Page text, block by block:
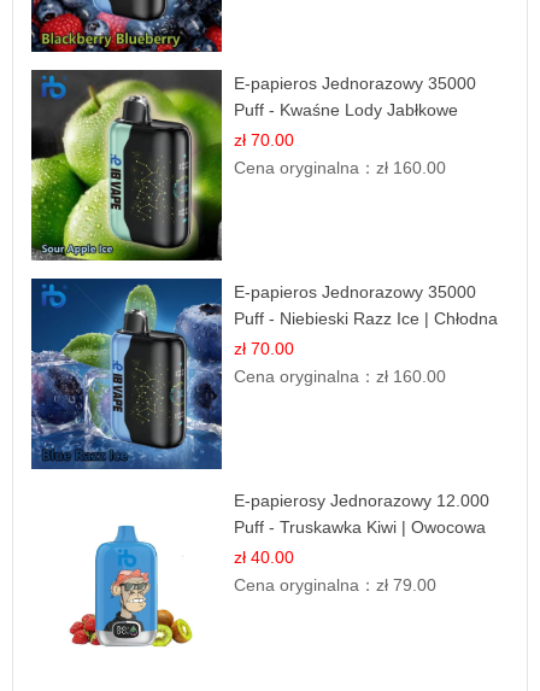
E-papieros Jednorazowy 35000
Puff - Kwaśne Lody Jabłkowe
zł 70.00
Cena oryginalna：zł 160.00
E-papieros Jednorazowy 35000
Puff - Niebieski Razz Ice | Chłodna
Malina
zł 70.00
Cena oryginalna：zł 160.00
E-papierosy Jednorazowy 12.000
Puff - Truskawka Kiwi | Owocowa
Równowaga
zł 40.00
Cena oryginalna：zł 79.00